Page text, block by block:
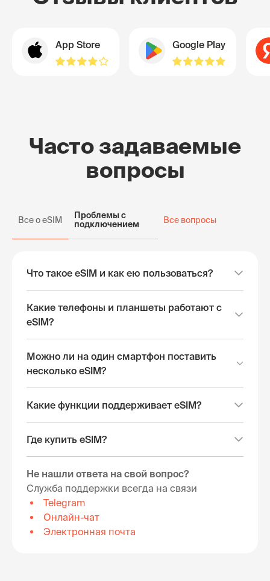
App Store Google Play
Часто задаваемые
вопросы
Все о eSIM
Проблемы с
подключением
Все вопросы
Что такое eSIM и как ею пользоваться?
Какие телефоны и планшеты работают с
eSIM?
Можно ли на один смартфон поставить
несколько eSIM?
Какие функции поддерживает eSIM?
Где купить eSIM?
Не нашли ответа на свой вопрос?
Служба поддержки всегда на связи
Telegram
Онлайн-чат
Электронная почта